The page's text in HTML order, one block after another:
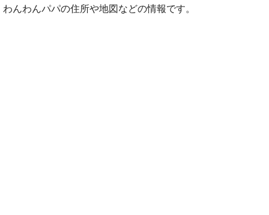
わんわんパパの住所や地図などの情報です。